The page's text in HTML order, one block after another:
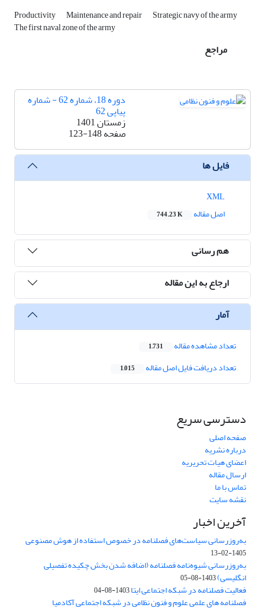
Productivity Maintenance and repair Strategic navy of the army
The first naval zone of the army
مراجع
دوره 18، شماره 62 - شماره
پیاپی 62
زمستان 1401
صفحه123-148
فایل ها
اصل مقاله
744.23 K
هم رسانی
ارجاع به این مقاله
آمار
تعداد مشاهده مقاله 1,731
تعداد دریافت فایل اصل مقاله 1,015
دسترسی سریع
صفحه اصلی
درباره نشریه
اعضای هیات تحریریه
ارسال مقاله
تماس با ما
نقشه سایت
آخرین اخبار
به‌روزرسانی سیاست‌های فصلنامه در خصوص استفاده از هوش مصنوعی
1405-02-13
به‌روزرسانی شیوه‌نامه فصلنامه (اضافه شدن بخش چکیده تفصیلی
انگلیسی)1403-08-05
فعالیت فصلنامه در شبکه اجتماعی ایتا1403-08-04
فصلنامه های علمی علوم و فنون نظامی در شبکه اجتماعی آکادمیا